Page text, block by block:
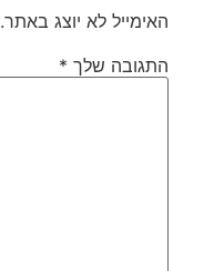
האימייל לא יוצג באתר.
התגובה שלך *